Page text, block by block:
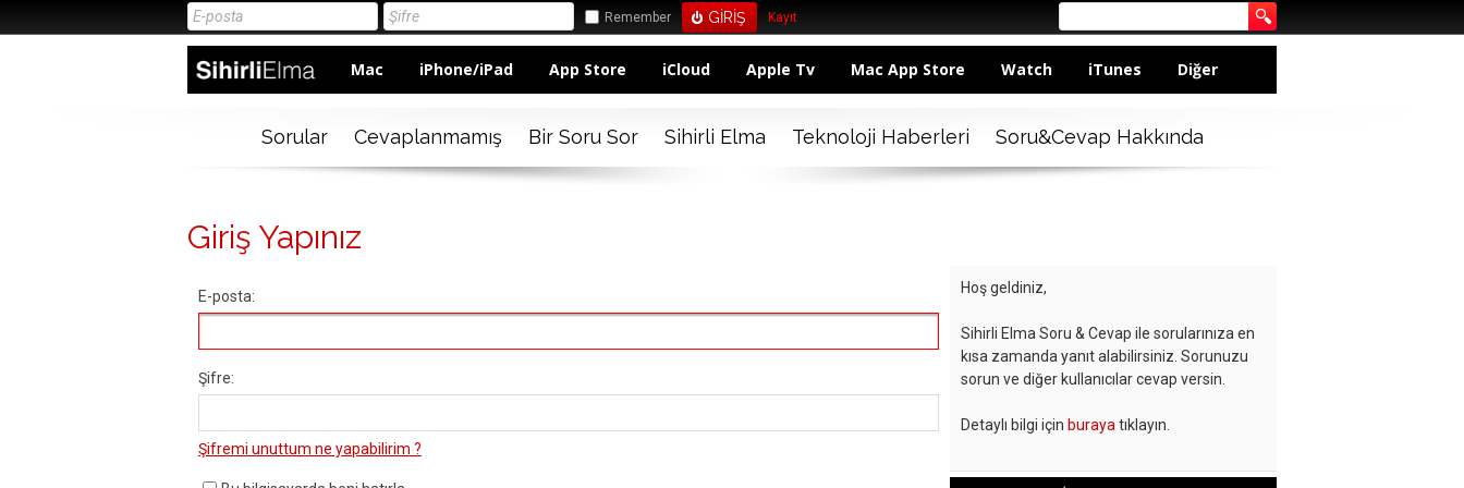
Remember Kayıt
Mac iPhone/iPad App Store iCloud Apple Tv Mac App Store Watch iTunes Diğer
Sorular Cevaplanmamış Bir Soru Sor Sihirli Elma Teknoloji Haberleri Soru&Cevap Hakkında
Giriş Yapınız
E-posta:
Şifre:
Şifremi unuttum ne yapabilirim ?
Hoş geldiniz,
Sihirli Elma Soru & Cevap ile sorularınıza en
kısa zamanda yanıt alabilirsiniz. Sorunuzu
sorun ve diğer kullanıcılar cevap versin.
Detaylı bilgi için buraya tıklayın.